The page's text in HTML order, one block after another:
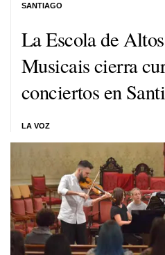
La Escola de
Musicaiscierra
conciertos en
LA VOZ
SANTIAGO